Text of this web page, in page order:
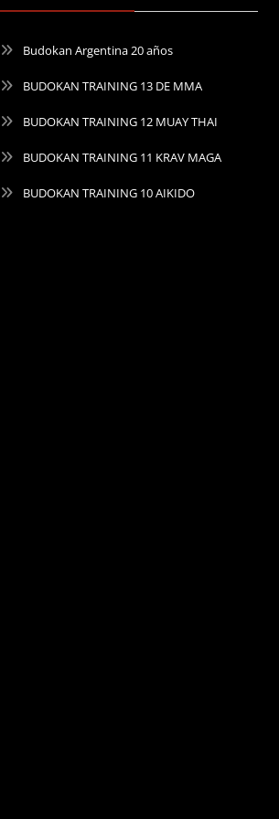
Budokan Argentina 20 años
BUDOKAN TRAINING 13 DE MMA
BUDOKAN TRAINING 12 MUAY THAI
BUDOKAN TRAINING 11 KRAV MAGA
BUDOKAN TRAINING 10 AIKIDO